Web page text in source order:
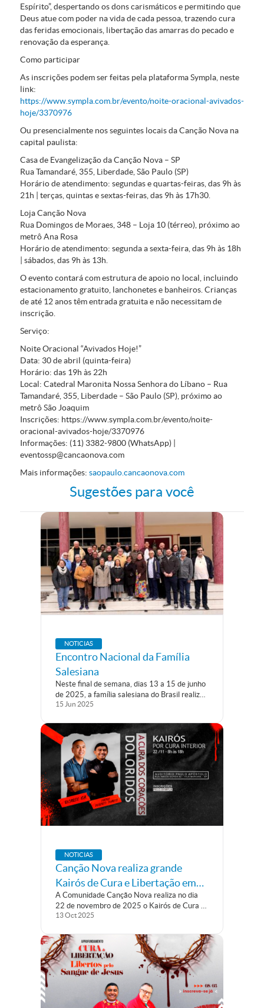
Espírito”, despertando os dons carismáticos e permitindo que
Deus atue com poder na vida de cada pessoa, trazendo cura
das feridas emocionais, libertação das amarras do pecado e
renovação da esperança.
Como participar
As inscrições podem ser feitas pela plataforma Sympla, neste
link:
https://www.sympla.com.br/evento/noite-oracional-avivados-
hoje/3370976
Ou presencialmente nos seguintes locais da Canção Nova na
capital paulista:
Casa de Evangelização da Canção Nova – SP
Rua Tamandaré, 355, Liberdade, São Paulo (SP)
Horário de atendimento: segundas e quartas-feiras, das 9h às
21h | terças, quintas e sextas-feiras, das 9h às 17h30.
Loja Canção Nova
Rua Domingos de Moraes, 348 – Loja 10 (térreo), próximo ao
metrô Ana Rosa
Horário de atendimento: segunda a sexta-feira, das 9h às 18h
| sábados, das 9h às 13h.
O evento contará com estrutura de apoio no local, incluindo
estacionamento gratuito, lanchonetes e banheiros. Crianças
de até 12 anos têm entrada gratuita e não necessitam de
inscrição.
Serviço:
Noite Oracional “Avivados Hoje!”
Data: 30 de abril (quinta-feira)
Horário: das 19h às 22h
Local: Catedral Maronita Nossa Senhora do Líbano – Rua
Tamandaré, 355, Liberdade – São Paulo (SP), próximo ao
metrô São Joaquim
Inscrições: https://www.sympla.com.br/evento/noite-
oracional-avivados-hoje/3370976
Informações: (11) 3382-9800 (WhatsApp) |
eventossp@cancaonova.com
Mais informações: saopaulo.cancaonova.com
Sugestões para você
NOTICIAS
Encontro Nacional da Família
Salesiana
Neste final de semana, dias 13 a 15 de junho
de 2025, a família salesiana do Brasil realizou
seu retiro nacional, na capital paulista.
representante das várias inspetorias do país
viveram momentos de...
15 Jun 2025
NOTICIAS
Canção Nova realiza grande
Kairós de Cura e Libertação em
São Paulo
A Comunidade Canção Nova realiza no dia
22 de novembro de 2025 o Kairós de Cura e
Libertação, com o tema “A Cura dos
intensa vivência espiritual, marcado por
momentos de oração, cura...
13Oct 2025